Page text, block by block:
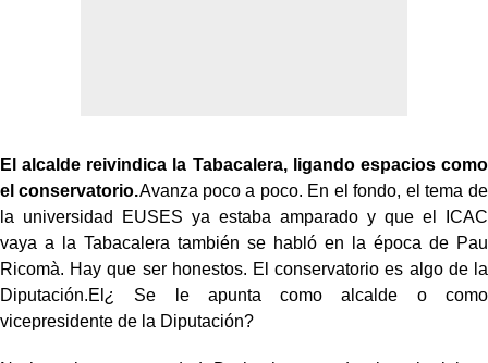
El alcalde reivindica la Tabacalera, ligando espacios como
el conservatorio.Avanza poco a poco. En el fondo, el tema de
la universidad EUSES ya estaba amparado y que el ICAC
vaya a la Tabacalera también se habló en la época de Pau
Ricomà. Hay que ser honestos. El conservatorio es algo de la
Diputación.El ¿
Se le apunta como alcalde o como
vicepresidente de la Diputación?